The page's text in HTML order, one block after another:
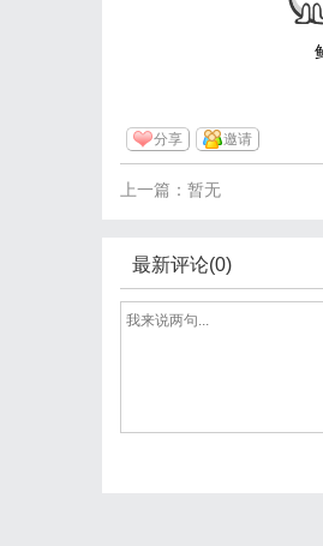
分享 邀请
上一篇：暂无
最新评论(0)